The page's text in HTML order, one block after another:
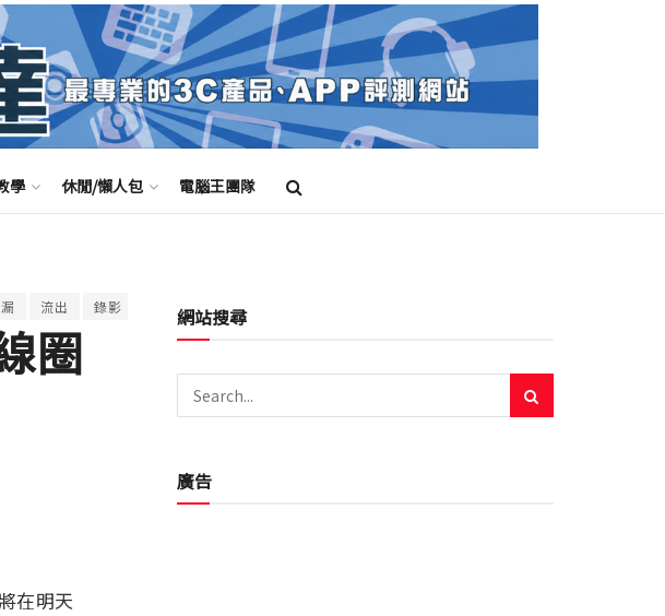
學 休閒/懶人包 電腦王團隊
流出 錄影
圈
在明天
網站搜尋
廣告